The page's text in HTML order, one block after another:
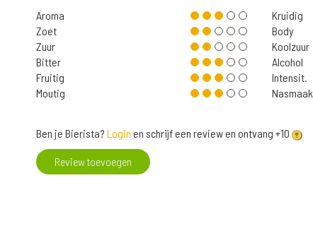
Aroma
Zoet
Zuur
Bitter
Fruitig
Moutig
Kruidig
Body
Koolzuur
Alcohol
Intensit.
Nasmaak
Ben je Bierista? Login en schrijf een review en ontvang +10
Review toevoegen